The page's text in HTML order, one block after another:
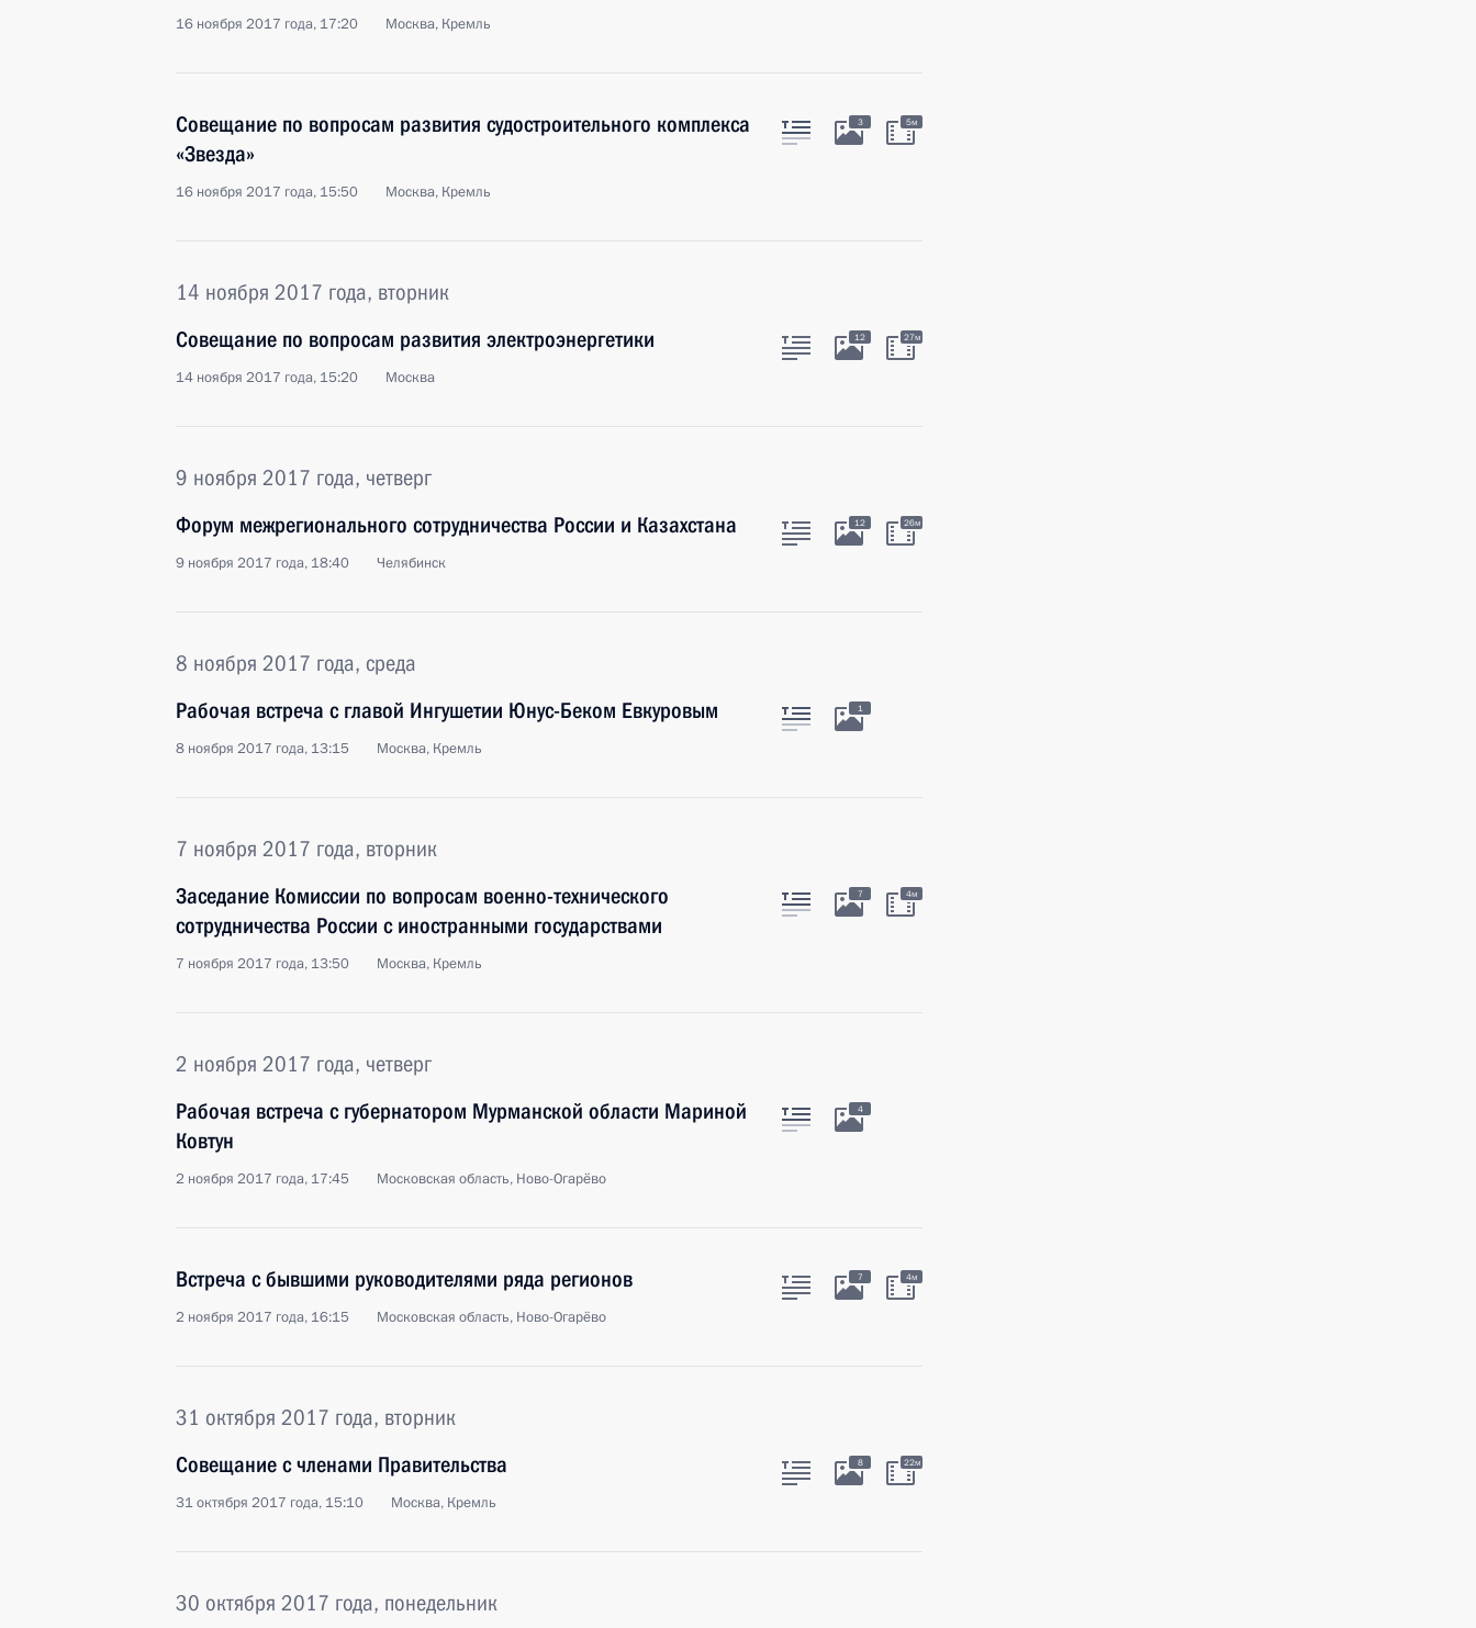
16 ноября 2017 года, 17:20 Москва, Кремль
Совещание по вопросам развития судостроительного комплекса
«Звезда»
16 ноября 2017 года, 15:50 Москва, Кремль
3 5м
14 ноября 2017 года, вторник
Совещание по вопросам развития электроэнергетики
14 ноября 2017 года, 15:20 Москва
12 27м
9 ноября 2017 года, четверг
Форум межрегионального сотрудничества России и Казахстана
9 ноября 2017 года, 18:40 Челябинск
12 26м
8 ноября 2017 года, среда
Рабочая встреча с главой Ингушетии Юнус-Беком Евкуровым
8 ноября 2017 года, 13:15 Москва, Кремль
1
7 ноября 2017 года, вторник
Заседание Комиссии по вопросам военно-технического
сотрудничества России с иностранными государствами
7 ноября 2017 года, 13:50 Москва, Кремль
7 4м
2 ноября 2017 года, четверг
Рабочая встреча с губернатором Мурманской области Мариной
Ковтун
2 ноября 2017 года, 17:45 Московская область, Ново-Огарёво
4
Встреча с бывшими руководителями ряда регионов
2 ноября 2017 года, 16:15 Московская область, Ново-Огарёво
7 4м
31 октября 2017 года, вторник
Совещание с членами Правительства
31 октября 2017 года, 15:10 Москва, Кремль
8 22м
30 октября 2017 года, понедельник